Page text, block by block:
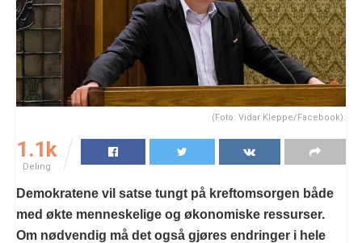
(Foto: Vidar Kleppe/Facebook).
1.1k
Deling
Demokratene vil satse tungt på kreftomsorgen både
med økte menneskelige og økonomiske ressurser.
Om nødvendig må det også gjøres endringer i hele